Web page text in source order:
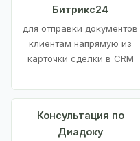
Битрикс24
для отправки документов
клиентам напрямую из
карточки сделки в CRM
Консультация по
Диадоку